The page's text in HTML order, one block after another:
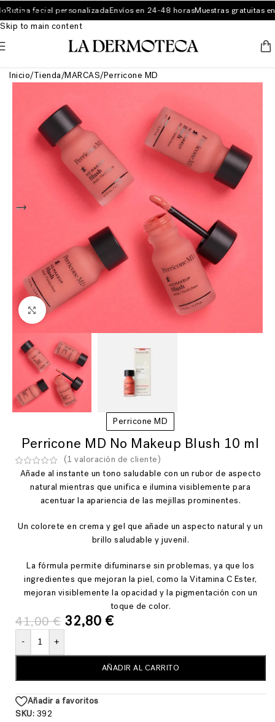
Skip to navigation
Skip to main content
facial personalizadaEnvíos en 24-48 horasMuestras gratuitas en
Inicio/Tienda/MARCAS/Perricone MD
Ver más grande
Perricone MD
Perricone MD No Makeup Blush 10 ml
(1 valoración de cliente)
Añade al instante un tono saludable con un rubor de aspecto
natural mientras que unifica e ilumina visiblemente para
acentuar la apariencia de las mejillas prominentes.
Un colorete en crema y gel que añade un aspecto natural y un
brillo saludable y juvenil.
La fórmula permite difuminarse sin problemas, ya que los
ingredientes que mejoran la piel, como la Vitamina C Ester,
mejoran visiblemente la opacidad y la pigmentación con un
toque de color.
41,00€ 32,80 €
- +
AÑADIR AL CARRITO
Añadir a favoritos
SKU: 392